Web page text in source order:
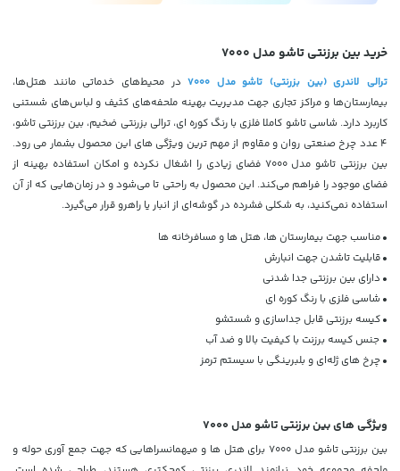
خرید بین برزنتی تاشو مدل 7000
ترالی لاندری (بین بزرنتی) تاشو مدل 7000
در محیط‌های خدماتی مانند هتل‌ها،
بیمارستان‌ها و مراکز تجاری جهت مدیریت بهینه ملحفه‌های کثیف و لباس‌های شستنی
کاربرد دارد. شاسی تاشو کاملا فلزی با رنگ کوره ای، ترالی بزرنتی ضخیم، بین برزنتی تاشو،
4 عدد چرخ صنعتی روان و مقاوم از مهم ترین ویژگی های این محصول بشمار می رود.
بین برزنتی تاشو مدل 7000 فضای زیادی را اشغال نکرده و امکان استفاده بهینه از
فضای موجود را فراهم می‌کند. این محصول به راحتی تا می‌شود و در زمان‌هایی که از آن
استفاده نمی‌کنید، به شکلی فشرده در گوشه‌ای از انبار یا راهرو قرار می‌گیرد.
•مناسب جهت بیمارستان ها، هتل ها و مسافرخانه ها
•قابلیت تاشدن جهت انبارش
• دارای بین برزنتی جدا شدنی
• شاسی فلزی با رنگ کوره ای
•کیسه برزنتی قابل جداسازی و شستشو
•جنس کیسه برزنت با کیفیت بالا و ضد آب
•چرخ های ژله‌ای و بلبرینگی با سیستم ترمز
ویژگی های بین برزنتی تاشو مدل 7000
بین برزنتی تاشو مدل 7000 برای هتل ها و میهمانسراهایی که جهت جمع آوری حوله و